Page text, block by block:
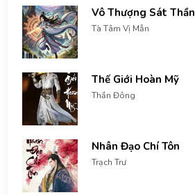
Vô Thượng Sát Thần
Tà Tâm Vị Mẫn
Thế Giới Hoàn Mỹ
Thần Đông
Nhân Đạo Chí Tôn
Trạch Trư